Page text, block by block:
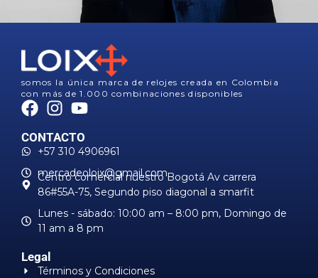
somos la única marca de relojes creada en Colombia
con más de 1.000 combinaciones disponibles
CONTACTO
+57 310 4906961
mercadeoloix@gmail.com
Centro comercial nuestro Bogotá Av carrera
86#55A-75, Segundo piso diagonal a smarfit
Lunes - sábado: 10:00 am – 8:00 pm, ​Domingo de
11 am a 8 pm
Legal
Términos y Condiciones